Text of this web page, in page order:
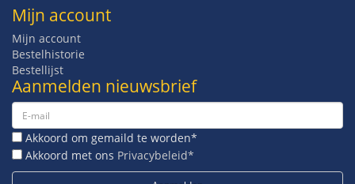
Mijn account
Mijn account
Bestelhistorie
Bestellijst
Aanmelden nieuwsbrief
Akkoord om gemaild te worden*
Akkoord met ons Privacybeleid*